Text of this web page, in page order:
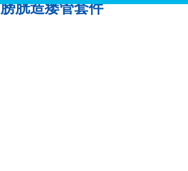
膀胱造瘘管套件